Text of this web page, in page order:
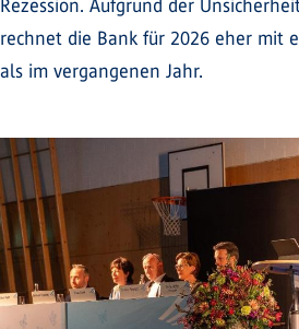
Rezession. Aufgrund der
rechnet die Bank für 2026 eher mit
als im vergangenen Jahr.